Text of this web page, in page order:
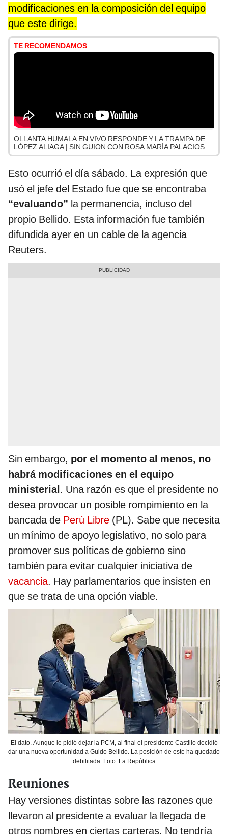
modificaciones en la composición del equipo
que este dirige.
TE RECOMENDAMOS
OLLANTA HUMALA EN VIVO RESPONDE Y LA TRAMPA DE
LÓPEZ ALIAGA | SIN GUION CON ROSA MARÍA PALACIOS
Esto ocurrió el día sábado. La expresión que
usó el jefe del Estado fue que se encontraba
“evaluando” la permanencia, incluso del
propio Bellido. Esta información fue también
difundida ayer en un cable de la agencia
Reuters.
Sin embargo, por el momento al menos, no
habrá modificaciones en el equipo
ministerial. Una razón es que el presidente no
desea provocar un posible rompimiento en la
bancada de Perú Libre (PL). Sabe que necesita
un mínimo de apoyo legislativo, no solo para
promover sus políticas de gobierno sino
también para evitar cualquier iniciativa de
vacancia. Hay parlamentarios que insisten en
que se trata de una opción viable.
El dato. Aunque le pidió dejar la PCM, al final el presidente Castillo decidió
dar una nueva oportunidad a Guido Bellido. La posición de este ha quedado
debilitada. Foto: La República
Reuniones
Hay versiones distintas sobre las razones que
llevaron al presidente a evaluar la llegada de
otros nombres en ciertas carteras. No tendría